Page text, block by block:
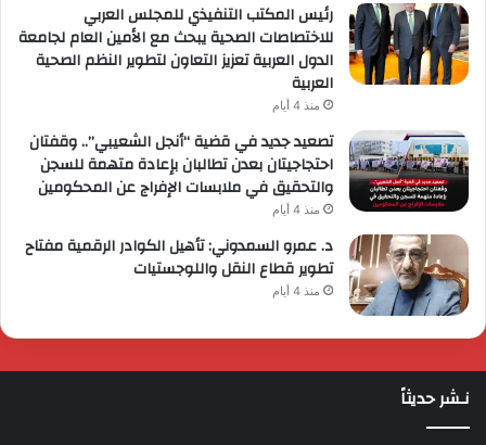
رئيس المكتب التنفيذي للمجلس العربي
للاختصاصات الصحية يبحث مع الأمين العام لجامعة
الدول العربية تعزيز التعاون لتطوير النظم الصحية
العربية
منذ 4 أيام
تصعيد جديد في قضية “أنجل الشعيبي”.. وقفتان
احتجاجيتان بعدن تطالبان بإعادة متهمة للسجن
والتحقيق في ملابسات الإفراج عن المحكومين
منذ 4 أيام
د. عمرو السمدوني: تأهيل الكوادر الرقمية مفتاح
تطوير قطاع النقل واللوجستيات
منذ 4 أيام
نـشر حديثاً